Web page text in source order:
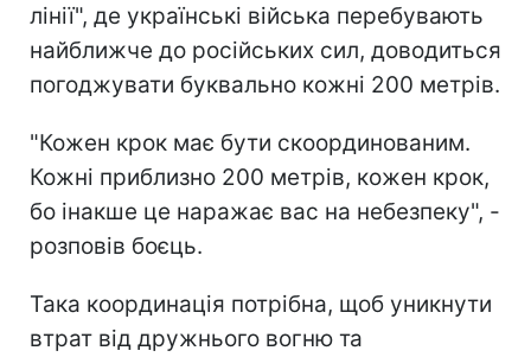
лінії", де українські війська перебувають
найближче до російських сил, доводиться
погоджувати буквально кожні 200 метрів.
"Кожен крок має бути скоординованим.
Кожні приблизно 200 метрів, кожен крок,
бо інакше це наражає вас на небезпеку", -
розповів боєць.
Така координація потрібна, щоб уникнути
втрат від дружнього вогню та